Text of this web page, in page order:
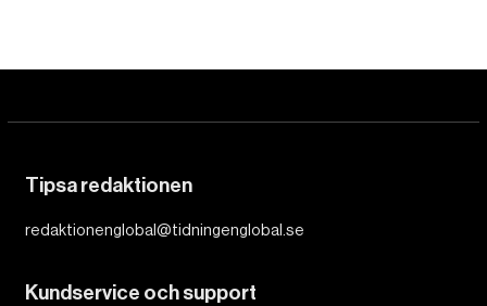
Tipsa redaktionen
redaktionenglobal@tidningenglobal.se
Kundservice och support